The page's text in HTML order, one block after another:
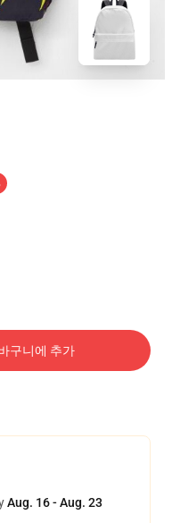
구니에 추가
Aug. 16 - Aug. 23